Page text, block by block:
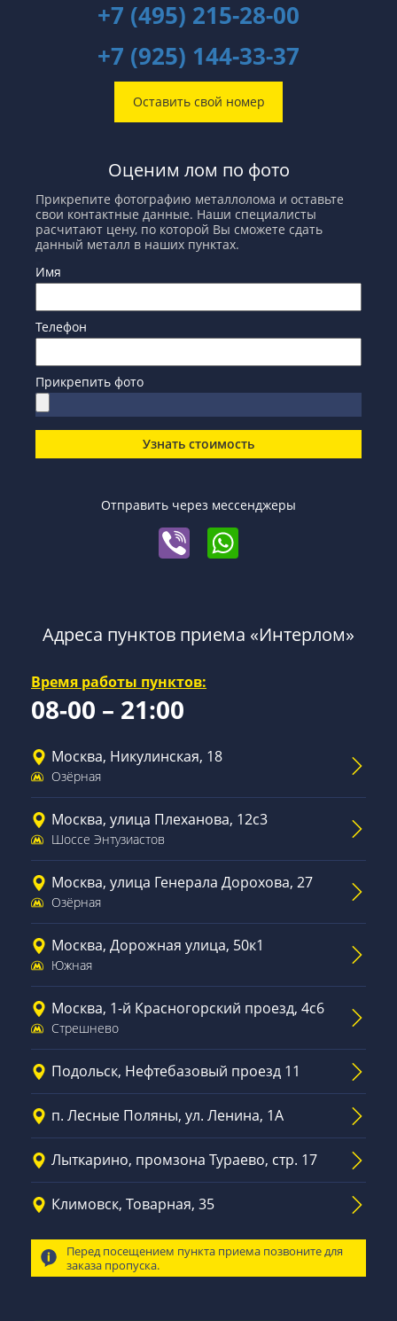
+7 (495) 215-28-00
+7 (925) 144-33-37
Оставить свой номер
Оценим лом по фото
Прикрепите фотографию металлолома и оставьте
свои контактные данные. Наши специалисты
расчитают цену, по которой Вы сможете сдать
данный металл в наших пунктах.
Имя
Телефон
Прикрепить фото
Узнать стоимость
Отправить через мессенджеры
Адреса пунктов приема «Интерлом»
Время работы пунктов:
08-00 – 21:00
Москва, Никулинская, 18
Озёрная
Москва, улица Плеханова, 12с3
Шоссе Энтузиастов
Москва, улица Генерала Дорохова, 27
Озёрная
Москва, Дорожная улица, 50к1
Южная
Москва, 1-й Красногорский проезд, 4с6
Стрешнево
Подольск, Нефтебазовый проезд 11
п. Лесные Поляны, ул. Ленина, 1А
Лыткарино, промзона Тураево, стр. 17
Климовск, Товарная, 35
Перед посещением пункта приема позвоните для
заказа пропуска.